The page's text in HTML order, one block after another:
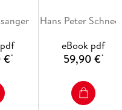
Kontrast
€*
eBook pdf
59,90 €*